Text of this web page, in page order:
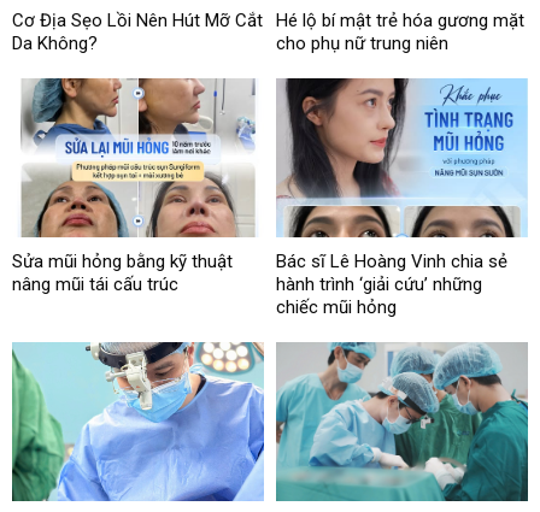
Cơ Địa Sẹo Lồi Nên Hút Mỡ Cắt
Da Không?
Hé lộ bí mật trẻ hóa gương mặt
cho phụ nữ trung niên
Sửa mũi hỏng bằng kỹ thuật
nâng mũi tái cấu trúc
Bác sĩ Lê Hoàng Vinh chia sẻ
hành trình ‘giải cứu’ những
chiếc mũi hỏng